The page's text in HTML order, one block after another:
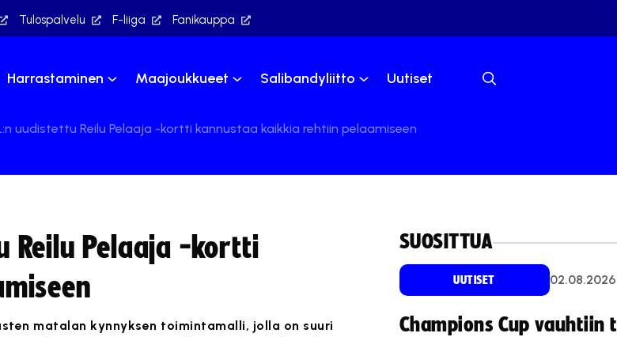
Tulospalvelu F-liiga Fanikauppa
Harrastaminen Maajoukkueet Salibandyliitto Uutiset
uudistettu Reilu Pelaaja -kortti kannustaa kaikkia rehtiin pelaamiseen
Reilu Pelaaja -kortti
matalan kynnyksen toimintamalli, jolla on suuri
SUOSITTUA
UUTISET 02.08.2026
Champions Cup vauhtiin